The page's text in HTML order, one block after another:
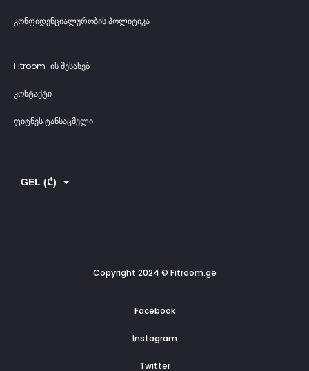
კონფიდენციალურობის პოლიტიკა
Fitroom-ის შესახებ
კონტაქტი
ფიტნეს ტანსაცმელი
GEL (₾)
Copyright 2024 © Fitroom.ge
Facebook
Instagram
Twitter